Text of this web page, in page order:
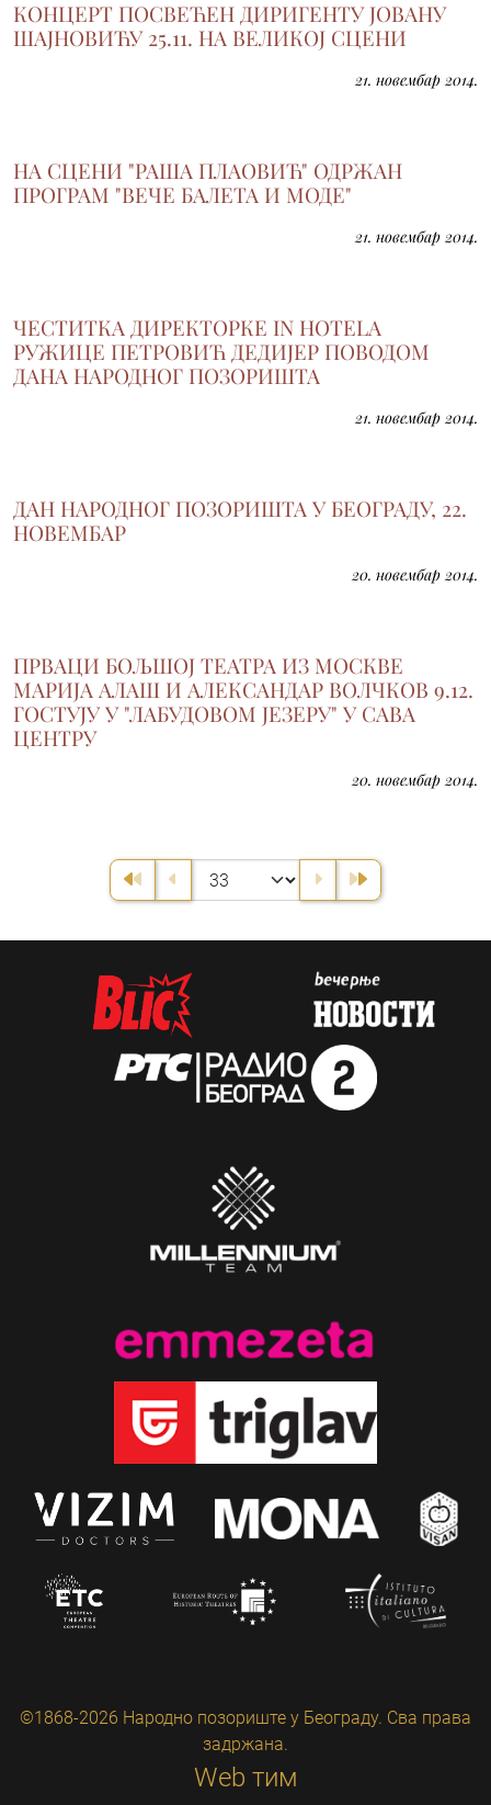
КОНЦЕРТ ПОСВЕЋЕН ДИРИГЕНТУ ЈОВАНУ
ШАЈНОВИЋУ 25.11. НА ВЕЛИКОЈ СЦЕНИ
21. новембар 2014.
НА СЦЕНИ "РАША ПЛАОВИЋ" ОДРЖАН
ПРОГРАМ "ВЕЧЕ БАЛЕТА И МОДЕ"
21. новембар 2014.
ЧЕСТИТКА ДИРЕКТОРКЕ IN HOTELA
РУЖИЦЕ ПЕТРОВИЋ ДЕДИЈЕР ПОВОДОМ
ДАНА НАРОДНОГ ПОЗОРИШТА
21. новембар 2014.
ДАН НАРОДНОГ ПОЗОРИШТА У БЕОГРАДУ, 22.
НОВЕМБАР
20. новембар 2014.
ПРВАЦИ БОЉШОЈ ТЕАТРА ИЗ МОСКВЕ
МАРИЈА АЛАШ И АЛЕКСАНДАР ВОЛЧКОВ 9.12.
ГОСТУЈУ У "ЛАБУДОВОМ ЈЕЗЕРУ" У САВА
ЦЕНТРУ
20. новембар 2014.
©1868-2026 Народно позориште у Београду. Сва права
задржана.
Web тим